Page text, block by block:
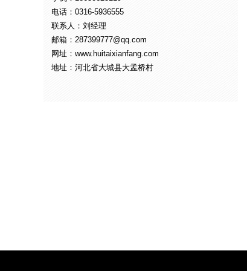
电话：0316-5936555
联系人：刘经理
邮箱：287399777@qq.com
网址：www.huitaixianfang.com
地址：河北省大城县大孟桥村